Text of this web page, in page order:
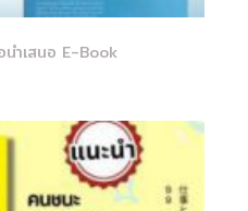
ำเสนอ E-Book